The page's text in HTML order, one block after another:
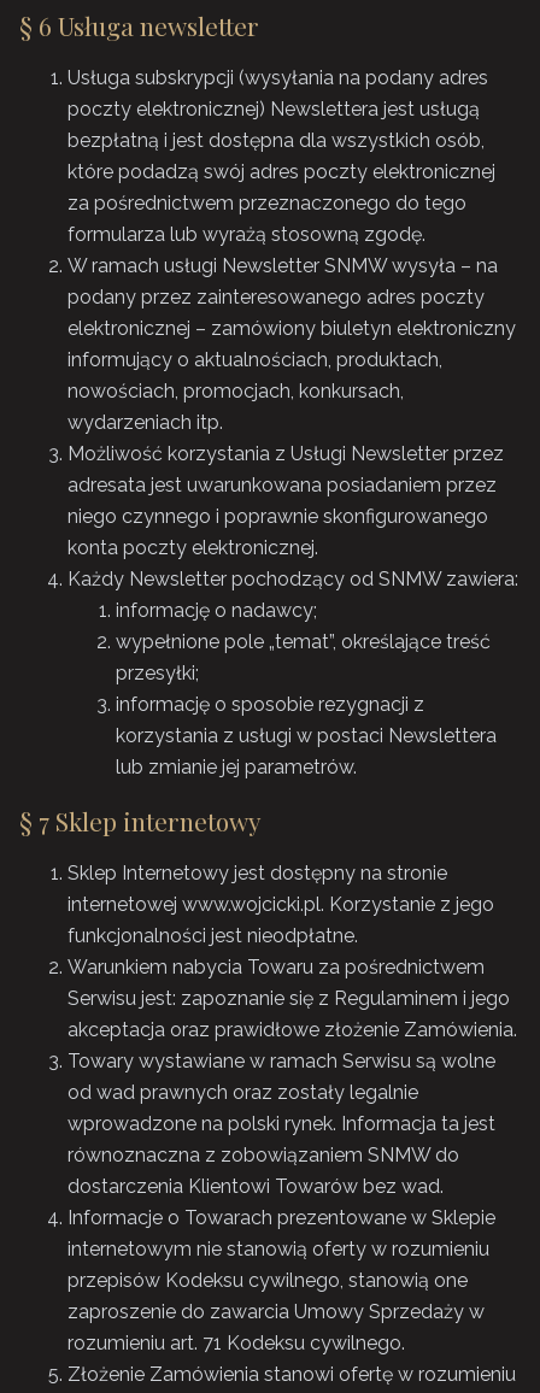
§ 6 Usługa newsletter
Usługa subskrypcji (wysyłania na podany adres
poczty elektronicznej) Newslettera jest usługą
bezpłatną i jest dostępna dla wszystkich osób,
które podadzą swój adres poczty elektronicznej
za pośrednictwem przeznaczonego do tego
formularza lub wyrażą stosowną zgodę.
W ramach usługi Newsletter SNMW wysyła – na
podany przez zainteresowanego adres poczty
elektronicznej – zamówiony biuletyn elektroniczny
informujący o aktualnościach, produktach,
nowościach, promocjach, konkursach,
wydarzeniach itp.
Możliwość korzystania z Usługi Newsletter przez
adresata jest uwarunkowana posiadaniem przez
niego czynnego i poprawnie skonfigurowanego
konta poczty elektronicznej.
Każdy Newsletter pochodzący od SNMW zawiera:
informację o nadawcy;
wypełnione pole „temat”, określające treść
przesyłki;
informację o sposobie rezygnacji z
korzystania z usługi w postaci Newslettera
lub zmianie jej parametrów.
§ 7 Sklep internetowy
Sklep Internetowy jest dostępny na stronie
internetowej www.wojcicki.pl. Korzystanie z jego
funkcjonalności jest nieodpłatne.
Warunkiem nabycia Towaru za pośrednictwem
Serwisu jest: zapoznanie się z Regulaminem i jego
akceptacja oraz prawidłowe złożenie Zamówienia.
Towary wystawiane w ramach Serwisu są wolne
od wad prawnych oraz zostały legalnie
wprowadzone na polski rynek. Informacja ta jest
równoznaczna z zobowiązaniem SNMW do
dostarczenia Klientowi Towarów bez wad.
Informacje o Towarach prezentowane w Sklepie
internetowym nie stanowią oferty w rozumieniu
przepisów Kodeksu cywilnego, stanowią one
zaproszenie do zawarcia Umowy Sprzedaży w
rozumieniu art. 71 Kodeksu cywilnego.
Złożenie Zamówienia stanowi ofertę w rozumieniu